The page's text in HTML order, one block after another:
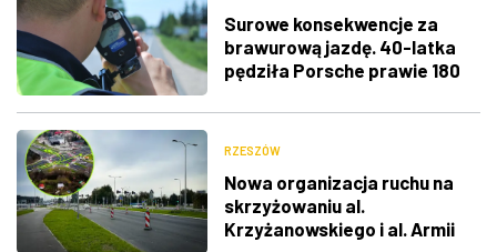
Surowe konsekwencje za
brawurową jazdę. 40-latka
pędziła Porsche prawie 180
RZESZÓW
Nowa organizacja ruchu na
skrzyżowaniu al.
Krzyżanowskiego i al. Armii